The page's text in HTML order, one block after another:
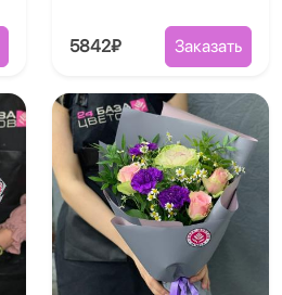
5842₽ Заказать